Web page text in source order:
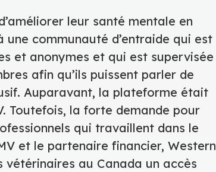
leur santé mentale en
communauté d’entraide qui est
et anonymes et qui est supervisée
afin qu’ils puissent parler de
Auparavant, la plateforme était
Toutefois, la forte demande pour
qui travaillent dans le
et le partenaire financier, Western
vétérinaires au Canada un accès